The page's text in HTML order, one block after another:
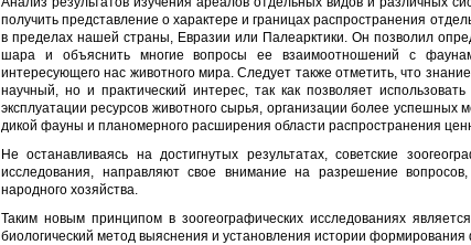
получить представление о характере и границах распространения
в пределах нашей страны, Евразии или Палеарктики. Он позволил
шара и объяснить многие вопросы ее взаимоотношений с
интересующего нас животного мира. Следует также отметить, что
научный, но и практический интерес, так как позволяет
эксплуатации ресурсов животного сырья, организации более
дикой фауны и планомерного расширения области распространения
Не останавливаясь на достигнутых результатах, советские
исследования, направляют свое внимание на разрешение
народного хозяйства.
Таким новым принципом в зоогеографических исследованиях
биологический метод выяснения и установления истории формирования